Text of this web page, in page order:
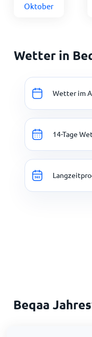
Oktober
Wetter in
Wetter im
14-Tage
Beqaa